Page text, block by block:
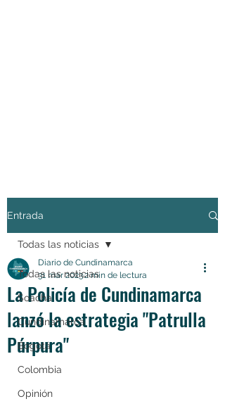
Entrada
Todas las noticias
Soacha
Cundinamarca
Bogotá
Colombia
Opinión
Todas las noticias
La Policía de Cundinamarca
lanzó la estrategia "Patrulla
Púrpura"
Diario de Cundinamarca
31 mar 20232 min de lectura